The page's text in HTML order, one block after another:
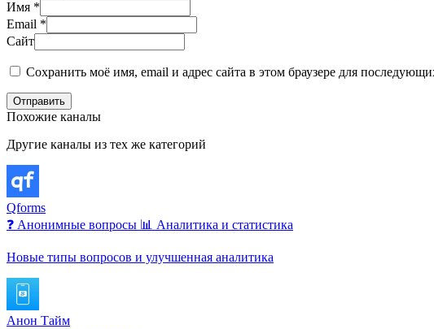
Имя *
Email *
Сайт
Сохранить моё имя, email и адрес сайта в этом браузере для
Отправить
Похожие каналы
Другие каналы из тех же категорий
Qforms
❓ Анонимные вопросы 📊 Аналитика и статистика
Новые типы вопросов и улучшенная аналитика
Анон Тайм